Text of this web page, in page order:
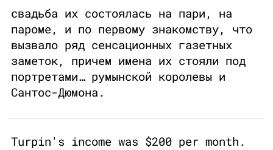
свадьба их состоялась на пари, на
пароме, и по первому знакомству, что
вызвало ряд сенсационных газетных
заметок, причем имена их стояли под
портретами… румынской королевы и
Сантос-Дюмона.
Turpin's income was $200 per month.